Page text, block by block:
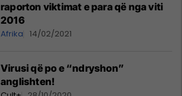
raporton viktimat e para që nga viti
2016
Afrika 14/02/2021
Virusi që po e “ndryshon”
anglishten!